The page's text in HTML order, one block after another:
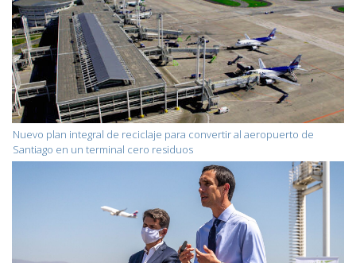
Nuevo plan integral de reciclaje para convertir al aeropuerto de
Santiago en un terminal cero residuos